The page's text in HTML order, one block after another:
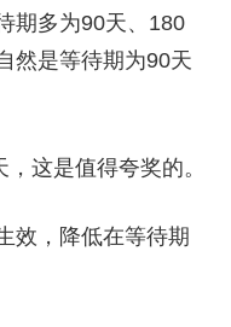
期多为90天、180
然是等待期为90天
这是值得夸奖的。
效，降低在等待期